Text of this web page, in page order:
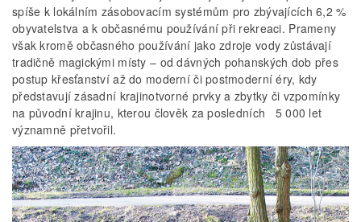
spíše k lokálním zásobovacím systémům pro zbývajících 6,2 %
obyvatelstva a k občasnému používání při rekreaci. Prameny
však kromě občasného používání jako zdroje vody zůstávají
tradičně magickými místy – od dávných pohanských dob přes
postup křesťanství až do moderní či postmoderní éry, kdy
představují zásadní krajinotvorné prvky a zbytky či vzpomínky
na původní krajinu, kterou člověk za posledních 5 000 let
významně přetvořil.